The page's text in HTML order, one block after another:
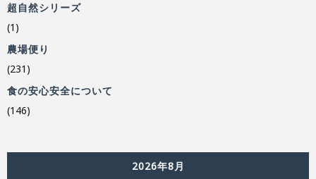
超自然シリーズ
(1)
農場便り
(231)
食の安心安全について
(146)
2026年8月